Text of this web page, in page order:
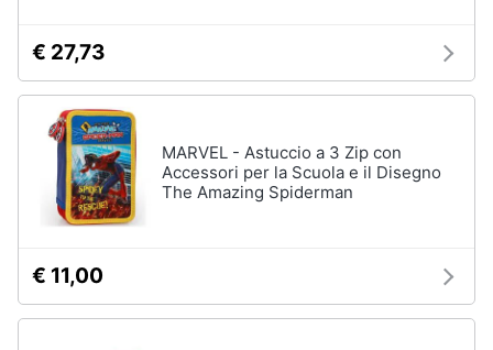
€ 27,73
MARVEL - Astuccio a 3 Zip con
Accessori per la Scuola e il Disegno
The Amazing Spiderman
€ 11,00